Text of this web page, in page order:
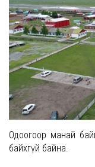
Одоогоор манай
байхгүй байна.